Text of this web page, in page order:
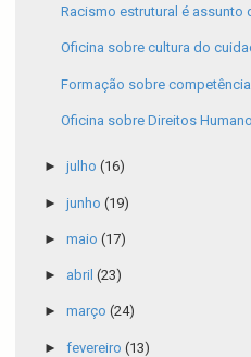
Racismo estrutural é assunto
Oficina sobre cultura do
Formação sobre
Oficina sobre Direitos
► julho (16)
► junho (19)
► maio (17)
► abril (23)
► março (24)
► fevereiro (13)